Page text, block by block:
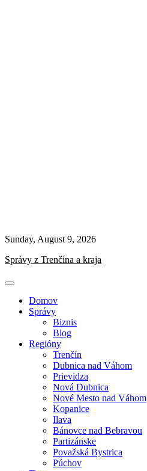
Sunday, August 9, 2026
Správy z Trenčína a kraja
Domov
Správy
Biznis
Blog
Regióny
Trenčín
Dubnica nad Váhom
Prievidza
Nová Dubnica
Nové Mesto nad Váhom
Kopanice
Ilava
Bánovce nad Bebravou
Partizánske
Považská Bystrica
Púchov